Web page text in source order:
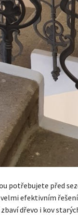
potřebujete před
efektivním
dřevo i kov